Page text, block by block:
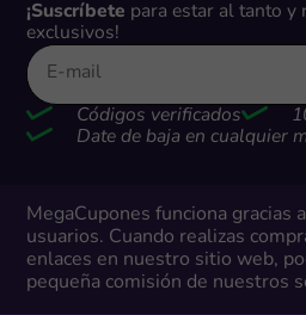
¡Suscríbete para estar al tanto y
exclusivos!
Códigos verificados
Date de baja en cualquier
MegaCupones funciona gracias
usuarios. Cuando realizas
enlaces en nuestro sitio web,
pequeña comisión de nuestros